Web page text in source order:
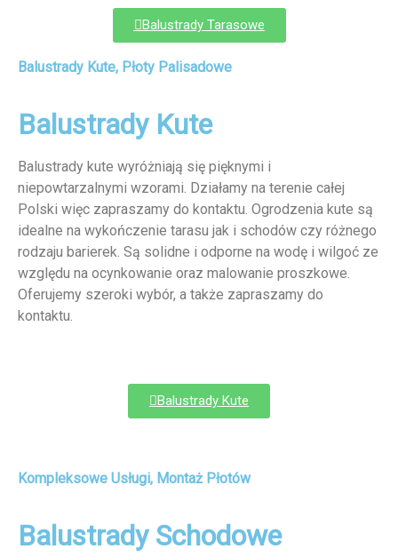
Balustrady Tarasowe
Balustrady Kute, Płoty Palisadowe
Balustrady Kute
Balustrady kute wyróżniają się pięknymi i
niepowtarzalnymi wzorami. Działamy na terenie całej
Polski więc zapraszamy do kontaktu. Ogrodzenia kute są
idealne na wykończenie tarasu jak i schodów czy różnego
rodzaju barierek. Są solidne i odporne na wodę i wilgoć ze
względu na ocynkowanie oraz malowanie proszkowe.
Oferujemy szeroki wybór, a także zapraszamy do
kontaktu.
Balustrady Kute
Kompleksowe Usługi, Montaż Płotów
Balustrady Schodowe